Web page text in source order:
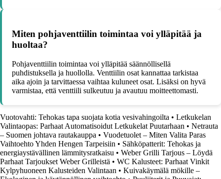
Miten pohjaventtiilin toimintaa voi ylläpitää ja
huoltaa?
Pohjaventtiilin toimintaa voi ylläpitää säännöllisellä
puhdistuksella ja huollolla. Venttiilin osat kannattaa tarkistaa
aika ajoin ja tarvittaessa vaihtaa kuluneet osat. Lisäksi on hyvä
varmistaa, että venttiili sulkeutuu ja avautuu moitteettomasti.
Vuotovahti: Tehokas tapa suojata kotia vesivahingoilta • Letkukelan
Valintaopas: Parhaat Automatisoidut Letkukelat Puutarhaan • Netrauta
– Suomen johtava rautakauppa • Vuodetuolet – Miten Valita Paras
Vaihtoehto Yhden Hengen Tarpeisiin • Sähköpatterit: Tehokas ja
energiaystävällinen lämmitysratkaisu • Weber Grilli Tarjous – Löydä
Parhaat Tarjoukset Weber Grilleistä • WC Kalusteet: Parhaat Vinkit
Kylpyhuoneen Kalusteiden Valintaan • Kuivakäymälä mökille –